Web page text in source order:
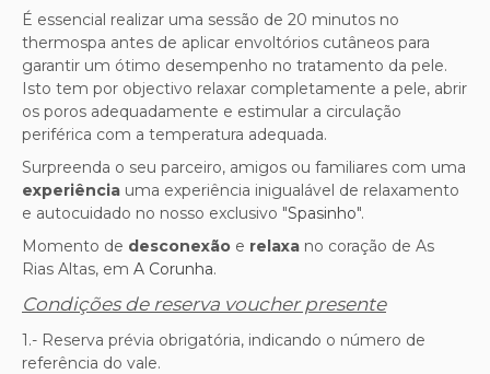
É essencial realizar uma sessão de 20 minutos no
thermospa antes de aplicar envoltórios cutâneos para
garantir um ótimo desempenho no tratamento da pele.
Isto tem por objectivo relaxar completamente a pele, abrir
os poros adequadamente e estimular a circulação
periférica com a temperatura adequada.
Surpreenda o seu parceiro, amigos ou familiares com uma
experiência uma experiência inigualável de relaxamento
e autocuidado no nosso exclusivo "Spasinho".
Momento de desconexão e relaxa no coração de As
Rias Altas, em A Corunha.
Condições de reserva voucher presente
1.- Reserva prévia obrigatória, indicando o número de
referência do vale.